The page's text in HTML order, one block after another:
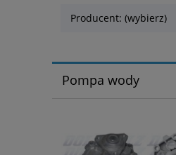
Producent: (wybierz)
Pompa wody